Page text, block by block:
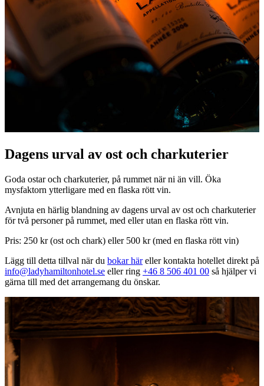
Dagens urval av ost och charkuterier
Goda ostar och charkuterier, på rummet när ni än vill. Öka
mysfaktorn ytterligare med en flaska rött vin.
Avnjuta en härlig blandning av dagens urval av ost och charkuterier
för två personer på rummet, med eller utan en flaska rött vin.
Pris: 250 kr (ost och chark) eller 500 kr (med en flaska rött vin)
Lägg till detta tillval när du bokar häreller kontakta hotellet direkt på
info@ladyhamiltonhotel.se eller ring +46 8 506 401 00 så hjälper vi
gärna till med det arrangemang du önskar.